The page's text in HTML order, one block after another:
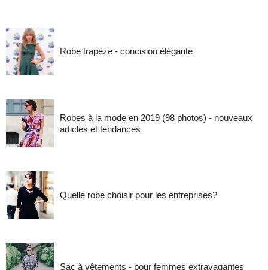
Robe trapèze - concision élégante
Robes à la mode en 2019 (98 photos) - nouveaux
articles et tendances
Quelle robe choisir pour les entreprises?
Sac à vêtements - pour femmes extravagantes